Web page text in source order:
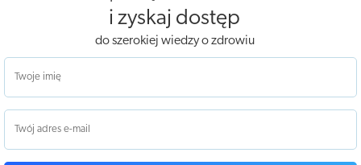
i zyskaj dostęp
do szerokiej wiedzy o zdrowiu